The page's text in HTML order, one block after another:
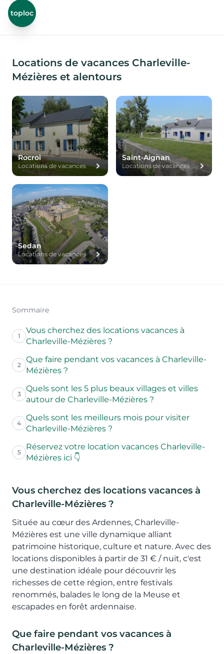
toploc
Locations de vacances Charleville-
Mézières et alentours
Rocroi
Locations de vacances
Saint-Aignan
Locations de vacances
Sedan
Locations de vacances
Sommaire
1
Vous cherchez des locations vacances à
Charleville-Mézières ?
2
Que faire pendant vos vacances à Charleville-
Mézières ?
3
Quels sont les 5 plus beaux villages et villes
autour de Charleville-Mézières ?
4
Quels sont les meilleurs mois pour visiter
Charleville-Mézières ?
5
Réservez votre location vacances Charleville-
Mézières ici 👇
Vous cherchez des locations vacances à
Charleville-Mézières ?
Située au cœur des Ardennes, Charleville-
Mézières est une ville dynamique alliant
patrimoine historique, culture et nature. Avec des
locations disponibles à partir de 31 € / nuit, c'est
une destination idéale pour découvrir les
richesses de cette région, entre festivals
renommés, balades le long de la Meuse et
escapades en forêt ardennaise.
Que faire pendant vos vacances à
Charleville-Mézières ?